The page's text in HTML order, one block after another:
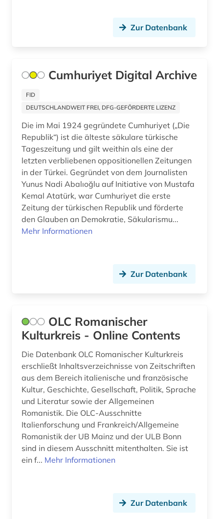
kunst (3)
landeskunde (97)
lateinamerika (7)
lateinamerikaforschung (1)
lexikon (1)
librettist (1)
literatur (3)
luxemburg (1)
mecklenburg-vorpommern (1)
medienwissenschaft (31)
mediävistik (1)
mexiko (1)
michel (1)
mittelalter (2)
mittelamerika (1)
Sachsen-Anhalt (2)
Serbien (1)
Slowakei (1)
Slowenien (1)
Spanien (11)
Suedamerika (8)
Suedosteuropa (1)
Thueringen (2)
Zur Datenbank
Cumhuriyet Digital Archive
FID
DEUTSCHLANDWEIT FREI, DFG-GEFÖRDERTE LIZENZ
Die im Mai 1924 gegründete Cumhuriyet („Die
Republik“) ist die älteste säkulare türkische
Tageszeitung und gilt weithin als eine der
letzten verbliebenen oppositionellen Zeitungen
in der Türkei. Gegründet von dem Journalisten
Yunus Nadi Abalıoğlu auf Initiative von Mustafa
Kemal Atatürk, war Cumhuriyet die erste
Zeitung der türkischen Republik und förderte
den Glauben an Demokratie, Säkularismu...
Mehr Informationen
Zur Datenbank
OLC Romanischer
Kulturkreis - Online Contents
Die Datenbank OLC Romanischer Kulturkreis
erschließt Inhaltsverzeichnisse von Zeitschriften
aus dem Bereich italienische und französische
Kultur, Geschichte, Gesellschaft, Politik, Sprache
und Literatur sowie der Allgemeinen
Romanistik. Die OLC-Ausschnitte
Italienforschung und Frankreich/Allgemeine
Romanistik der UB Mainz und der ULB Bonn
sind in diesem Ausschnitt mitenthalten. Sie ist
ein f... Mehr Informationen
Zur Datenbank